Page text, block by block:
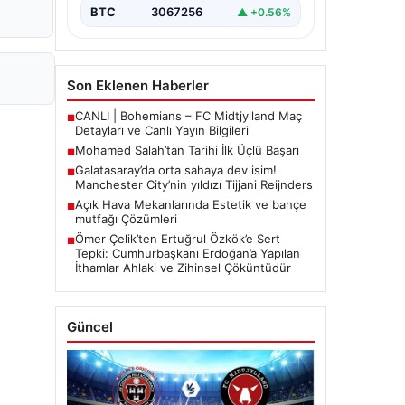
BTC 3067256 ▲ +0.56%
Son Eklenen Haberler
■CANLI | Bohemians – FC Midtjylland Maç
Detayları ve Canlı Yayın Bilgileri
■Mohamed Salah’tan Tarihi İlk Üçlü Başarı
■Galatasaray’da orta sahaya dev isim!
Manchester City’nin yıldızı Tijjani Reijnders
■Açık Hava Mekanlarında Estetik ve bahçe
mutfağı Çözümleri
■Ömer Çelik’ten Ertuğrul Özkök’e Sert
Tepki: Cumhurbaşkanı Erdoğan’a Yapılan
İthamlar Ahlaki ve Zihinsel Çöküntüdür
Güncel